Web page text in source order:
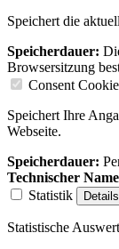
Speichert die
Speicherdauer:
Browsersitzung
Consent Cookie
Speichert Ihre
Webseite.
Speicherdauer:
Technischer
Statistik
Statistische